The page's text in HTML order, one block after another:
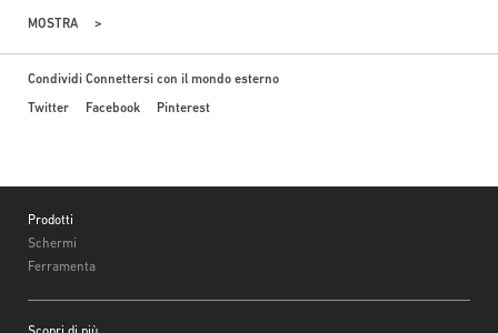
MOSTRA
Condividi Connettersi con il mondo esterno
Twitter
Facebook Pinterest
Prodotti
Schermi
Ferramenta